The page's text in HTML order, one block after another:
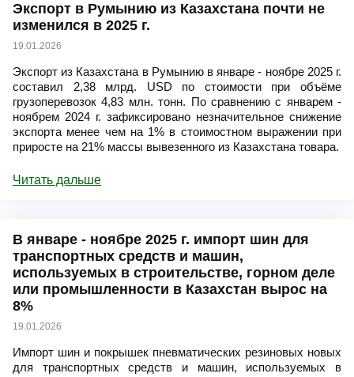
Экспорт в Румынию из Казахстана почти не
изменился в 2025 г.
19.01.2026
Экспорт из Казахстана в Румынию в январе - ноябре 2025 г.
составил 2,38 млрд. USD по стоимости при объёме
грузоперевозок 4,83 млн. тонн. По сравнению с январем -
ноябрем 2024 г. зафиксировано незначительное снижение
экспорта менее чем на 1% в стоимостном выражении при
приросте на 21% массы вывезенного из Казахстана товара.
Читать дальше
В январе - ноябре 2025 г. импорт шин для
транспортных средств и машин,
используемых в строительстве, горном деле
или промышленности в Казахстан вырос на
8%
19.01.2026
Импорт шин и покрышек пневматических резиновых новых
для транспортных средств и машин, используемых в